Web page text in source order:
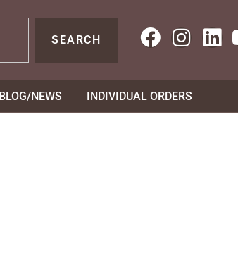
SEARCH
BLOG/NEWS INDIVIDUAL ORDERS